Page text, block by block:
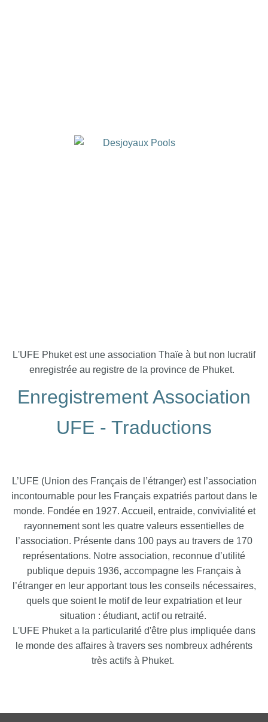
L'UFE Phuket est une association Thaïe à but non lucratif
enregistrée au registre de la province de Phuket.
Enregistrement Association
UFE - Traductions
L’UFE (Union des Français de l’étranger) est l’association
incontournable pour les Français expatriés partout dans le
monde. Fondée en 1927. Accueil, entraide, convivialité et
rayonnement sont les quatre valeurs essentielles de
l’association. Présente dans 100 pays au travers de 170
représentations. Notre association, reconnue d’utilité
publique depuis 1936, accompagne les Français à
l’étranger en leur apportant tous les conseils nécessaires,
quels que soient le motif de leur expatriation et leur
situation : étudiant, actif ou retraité.
L'UFE Phuket a la particularité d'être plus impliquée dans
le monde des affaires à travers ses nombreux adhérents
très actifs à Phuket.